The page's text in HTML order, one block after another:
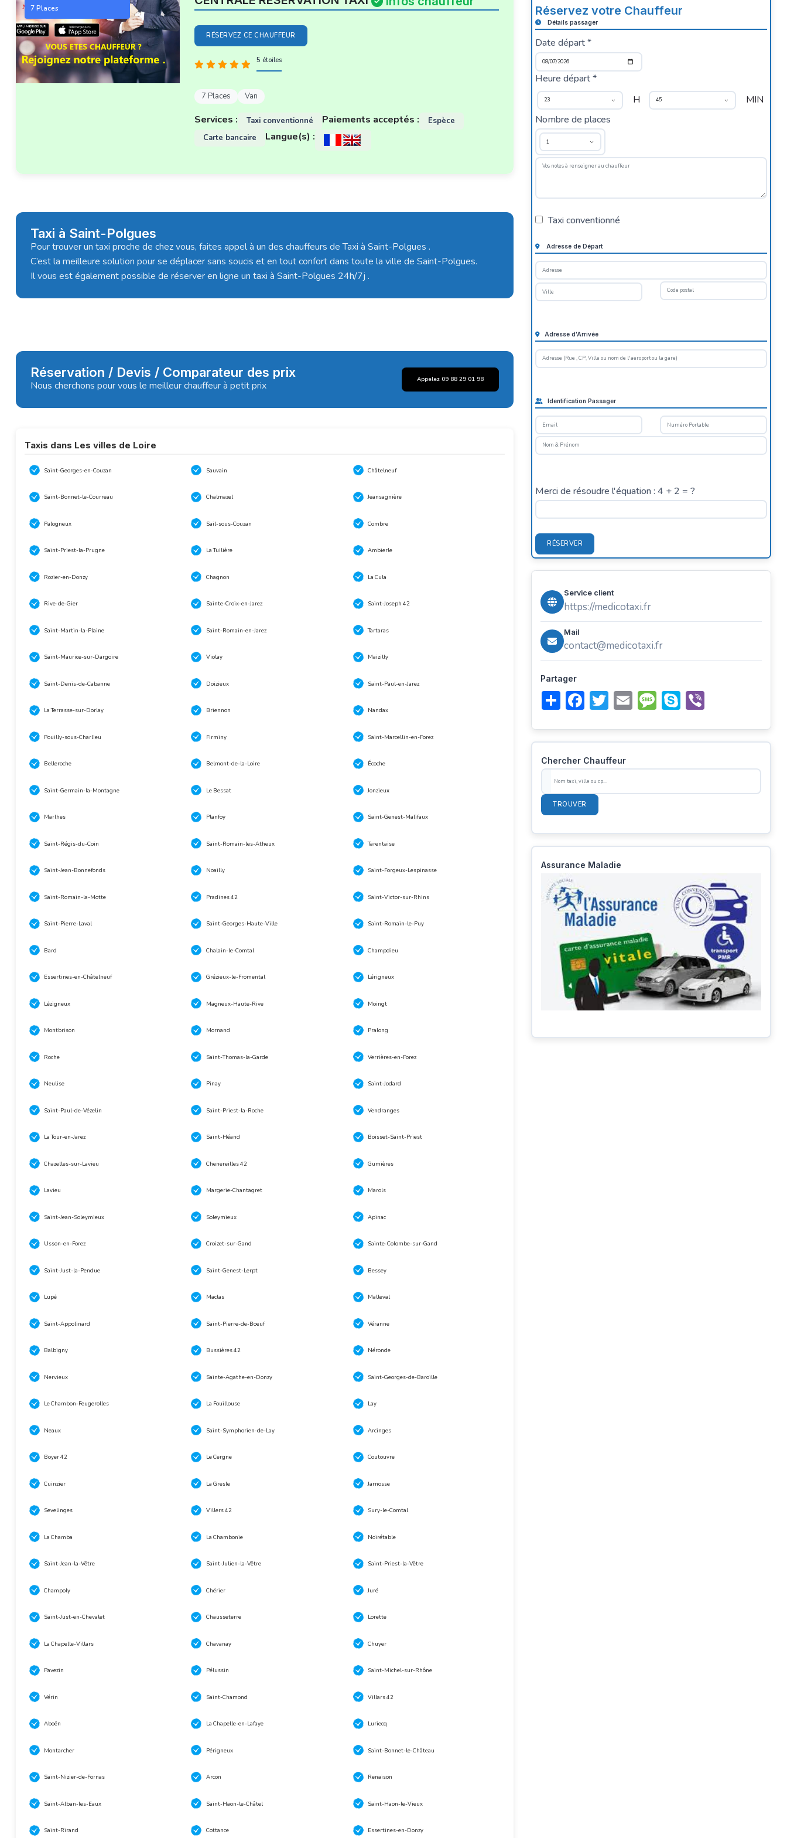
7 Places
RÉSERVEZ CE CHAUFFEUR
5 étoiles
7 Places Van
Services : Taxi conventionné Paiements acceptés :
Espèce
Carte bancaire
Langue(s) :
Taxi à Saint-Polgues
Pour trouver un taxi proche de chez vous, faites appel à un des chauffeurs de Taxi à Saint-Polgues .
C’est la meilleure solution pour se déplacer sans soucis et en tout confort dans toute la ville de Saint-Polgues.
Il vous est également possible de réserver en ligne un taxi à Saint-Polgues 24h/7j .
Réservation / Devis / Comparateur des prix
Nous cherchons pour vous le meilleur chauffeur à petit prix Appelez 09 88 29 01 98
Taxis dans Les villes de Loire
Saint-Georges-en-Couzan Sauvain Châtelneuf
Saint-Bonnet-le-Courreau Chalmazel Jeansagnière
Palogneux Sail-sous-Couzan Combre
Saint-Priest-la-Prugne La Tuilière Ambierle
Rozier-en-Donzy Chagnon La Cula
Rive-de-Gier Sainte-Croix-en-Jarez Saint-Joseph 42
Saint-Martin-la-Plaine Saint-Romain-en-Jarez Tartaras
Saint-Maurice-sur-Dargoire Violay Maizilly
Saint-Denis-de-Cabanne Doizieux Saint-Paul-en-Jarez
La Terrasse-sur-Dorlay Briennon Nandax
Pouilly-sous-Charlieu Firminy Saint-Marcellin-en-Forez
Belleroche Belmont-de-la-Loire Écoche
Saint-Germain-la-Montagne Le Bessat Jonzieux
Marlhes Planfoy Saint-Genest-Malifaux
Saint-Régis-du-Coin Saint-Romain-les-Atheux Tarentaise
Saint-Jean-Bonnefonds Noailly Saint-Forgeux-Lespinasse
Saint-Romain-la-Motte Pradines 42 Saint-Victor-sur-Rhins
Saint-Pierre-Laval Saint-Georges-Haute-Ville Saint-Romain-le-Puy
Bard Chalain-le-Comtal Champdieu
Essertines-en-Châtelneuf Grézieux-le-Fromental Lérigneux
Lézigneux Magneux-Haute-Rive Moingt
Montbrison Mornand Pralong
Roche Saint-Thomas-la-Garde Verrières-en-Forez
Neulise Pinay Saint-Jodard
Saint-Paul-de-Vézelin Saint-Priest-la-Roche Vendranges
La Tour-en-Jarez Saint-Héand Boisset-Saint-Priest
Chazelles-sur-Lavieu Chenereilles 42 Gumières
Lavieu Margerie-Chantagret Marols
Saint-Jean-Soleymieux Soleymieux Apinac
Usson-en-Forez Croizet-sur-Gand Sainte-Colombe-sur-Gand
Saint-Just-la-Pendue Saint-Genest-Lerpt Bessey
Lupé Maclas Malleval
Saint-Appolinard Saint-Pierre-de-Boeuf Véranne
Balbigny Bussières 42 Néronde
Nervieux Sainte-Agathe-en-Donzy Saint-Georges-de-Baroille
Le Chambon-Feugerolles La Fouillouse Lay
Neaux Saint-Symphorien-de-Lay Arcinges
Boyer 42 Le Cergne Coutouvre
Cuinzier La Gresle Jarnosse
Sevelinges Villers 42 Sury-le-Comtal
La Chamba La Chambonie Noirétable
Saint-Jean-la-Vêtre Saint-Julien-la-Vêtre Saint-Priest-la-Vêtre
Champoly Chérier Juré
Saint-Just-en-Chevalet Chausseterre Lorette
La Chapelle-Villars Chavanay Chuyer
Pavezin Pélussin Saint-Michel-sur-Rhône
Vérin Saint-Chamond Villars 42
Aboën La Chapelle-en-Lafaye Luriecq
Montarcher Périgneux Saint-Bonnet-le-Château
Saint-Nizier-de-Fornas Arcon Renaison
Saint-Alban-les-Eaux Saint-Haon-le-Châtel Saint-Haon-le-Vieux
Saint-Rirand Cottance Essertines-en-Donzy
Réservez votre Chauffeur
Détails passager
Date départ *
Heure départ *
H
MIN
Nombre de places
Taxi conventionné
Adresse de Départ
Adresse d'Arrivée
Identification Passager
Merci de résoudre l'équation : 4 + 2 = ?
RÉSERVER
Service client
https://medicotaxi.fr
Mail
contact@medicotaxi.fr
Partager
Share FacebookTwitter Email MessageSkype
Chercher Chauffeur
TROUVER
Assurance Maladie